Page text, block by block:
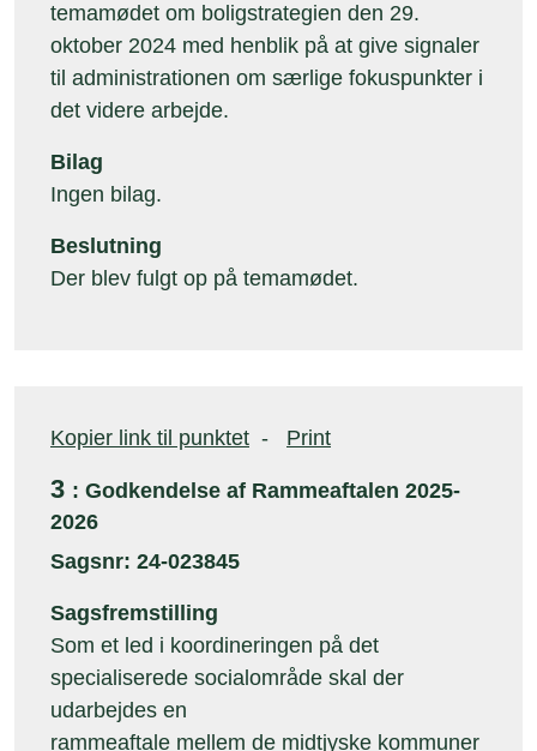
temamødet om boligstrategien den 29.
oktober 2024 med henblik på at give signaler
til administrationen om særlige fokuspunkter i
det videre arbejde.
Bilag
Ingen bilag.
Beslutning
Der blev fulgt op på temamødet.
Kopier link til punktet - Print
3 : Godkendelse af Rammeaftalen 2025-
2026
Sagsnr: 24-023845
Sagsfremstilling
Som et led i koordineringen på det
specialiserede socialområde skal der
udarbejdes en
rammeaftale mellem de midtjyske kommuner